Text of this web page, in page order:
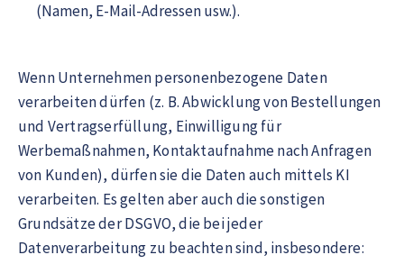
(Namen, E-Mail-Adressen usw.).
Wenn Unternehmen personenbezogene Daten
verarbeiten dürfen (z. B. Abwicklung von Bestellungen
und Vertragserfüllung, Einwilligung für
Werbemaßnahmen, Kontaktaufnahme nach Anfragen
von Kunden), dürfen sie die Daten auch mittels KI
verarbeiten. Es gelten aber auch die sonstigen
Grundsätze der DSGVO, die bei jeder
Datenverarbeitung zu beachten sind, insbesondere: